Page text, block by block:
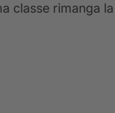
classe rimanga